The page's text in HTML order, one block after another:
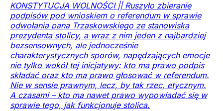
KONSTYTUCJA WOLNOŚCI || Ruszyło zbieranie
podpisów pod wnioskiem o referendum w sprawie
odwołania pana Trzaskowskiego ze stanowiska
prezydenta stolicy, a wraz z nim jeden z najbardziej
bezsensownych, ale jednocześnie
charakterystycznych sporów, napędzających emocje
nie tylko wokół tej inicjatywy: kto ma prawo podpis
składać oraz kto ma prawo głosować w referendum.
Nie w sensie prawnym, lecz, by tak rzec, etycznym.
A czasami – kto ma nawet prawo wypowiadać się w
sprawie tego, jak funkcjonuje stolica.